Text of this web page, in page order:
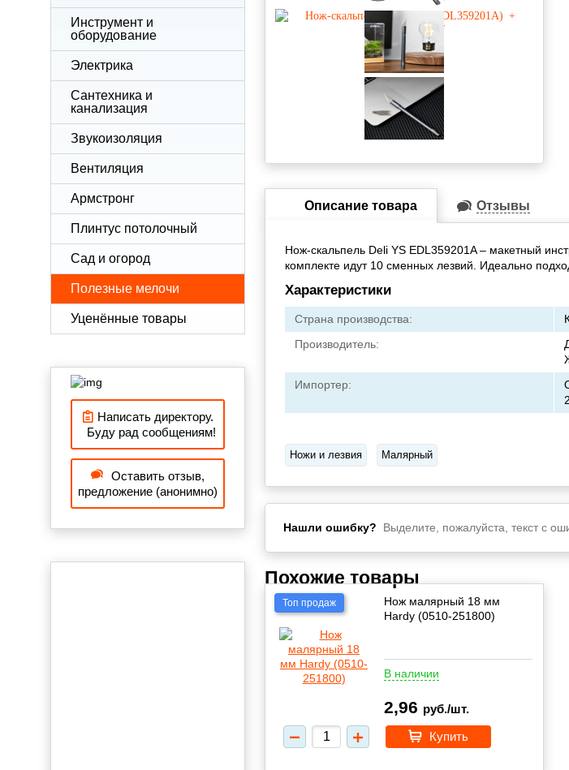
Инструмент и
оборудование
Электрика
Сантехника и
канализация
Звукоизоляция
Вентиляция
Армстронг
Плинтус потолочный
Сад и огород
Полезные мелочи
Уценённые товары
Написать директору.
Буду рад сообщениям!
Оставить отзыв,
предложение (анонимно)
Описание товара Отзывы
Нож-скальпель Deli YS EDL359201A – макетный
комплекте идут 10 сменных лезвий. Идеально
Характеристики
Страна производства:
Производитель:
Импортер:
Ножи и лезвия Малярный
Нашли ошибку? Выделите, пожалуйста, текст с
Похожие товары
Топ продаж
Нож малярный 18 мм
Hardy (0510-251800)
В наличии
2,96 руб./шт.
Купить